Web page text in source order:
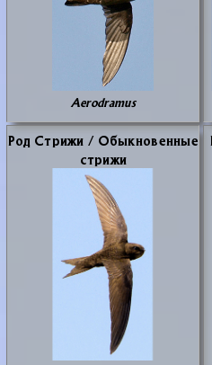
Aerodramus
Род Стри­жи / Обык­но­вен­ные
стри­жи